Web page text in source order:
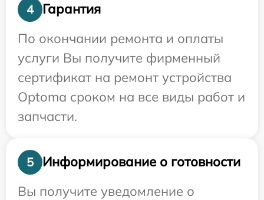
4
Гарантия
По окончании ремонта и оплаты
услуги Вы получите фирменный
сертификат на ремонт устройства
Optoma сроком на все виды работ и
запчасти.
5
Информирование о готовности
Вы получите уведомление о